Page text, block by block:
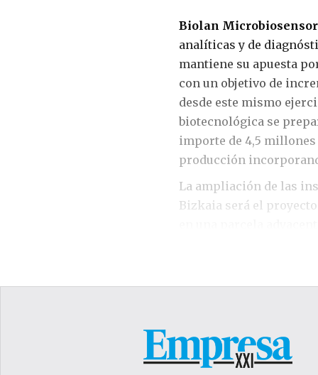
Biolan
analíticas y de
mantiene su apuesta
con un objetivo de
desde este mismo
biotecnológica se
importe de 4,5
producción
La ampliación de las
Bizkaia será el
optimizará los
I+D, Nuevos